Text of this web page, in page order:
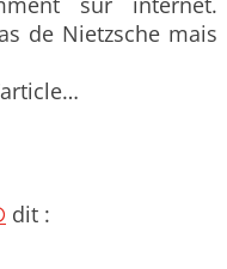
de Nietzsche mais
dit :